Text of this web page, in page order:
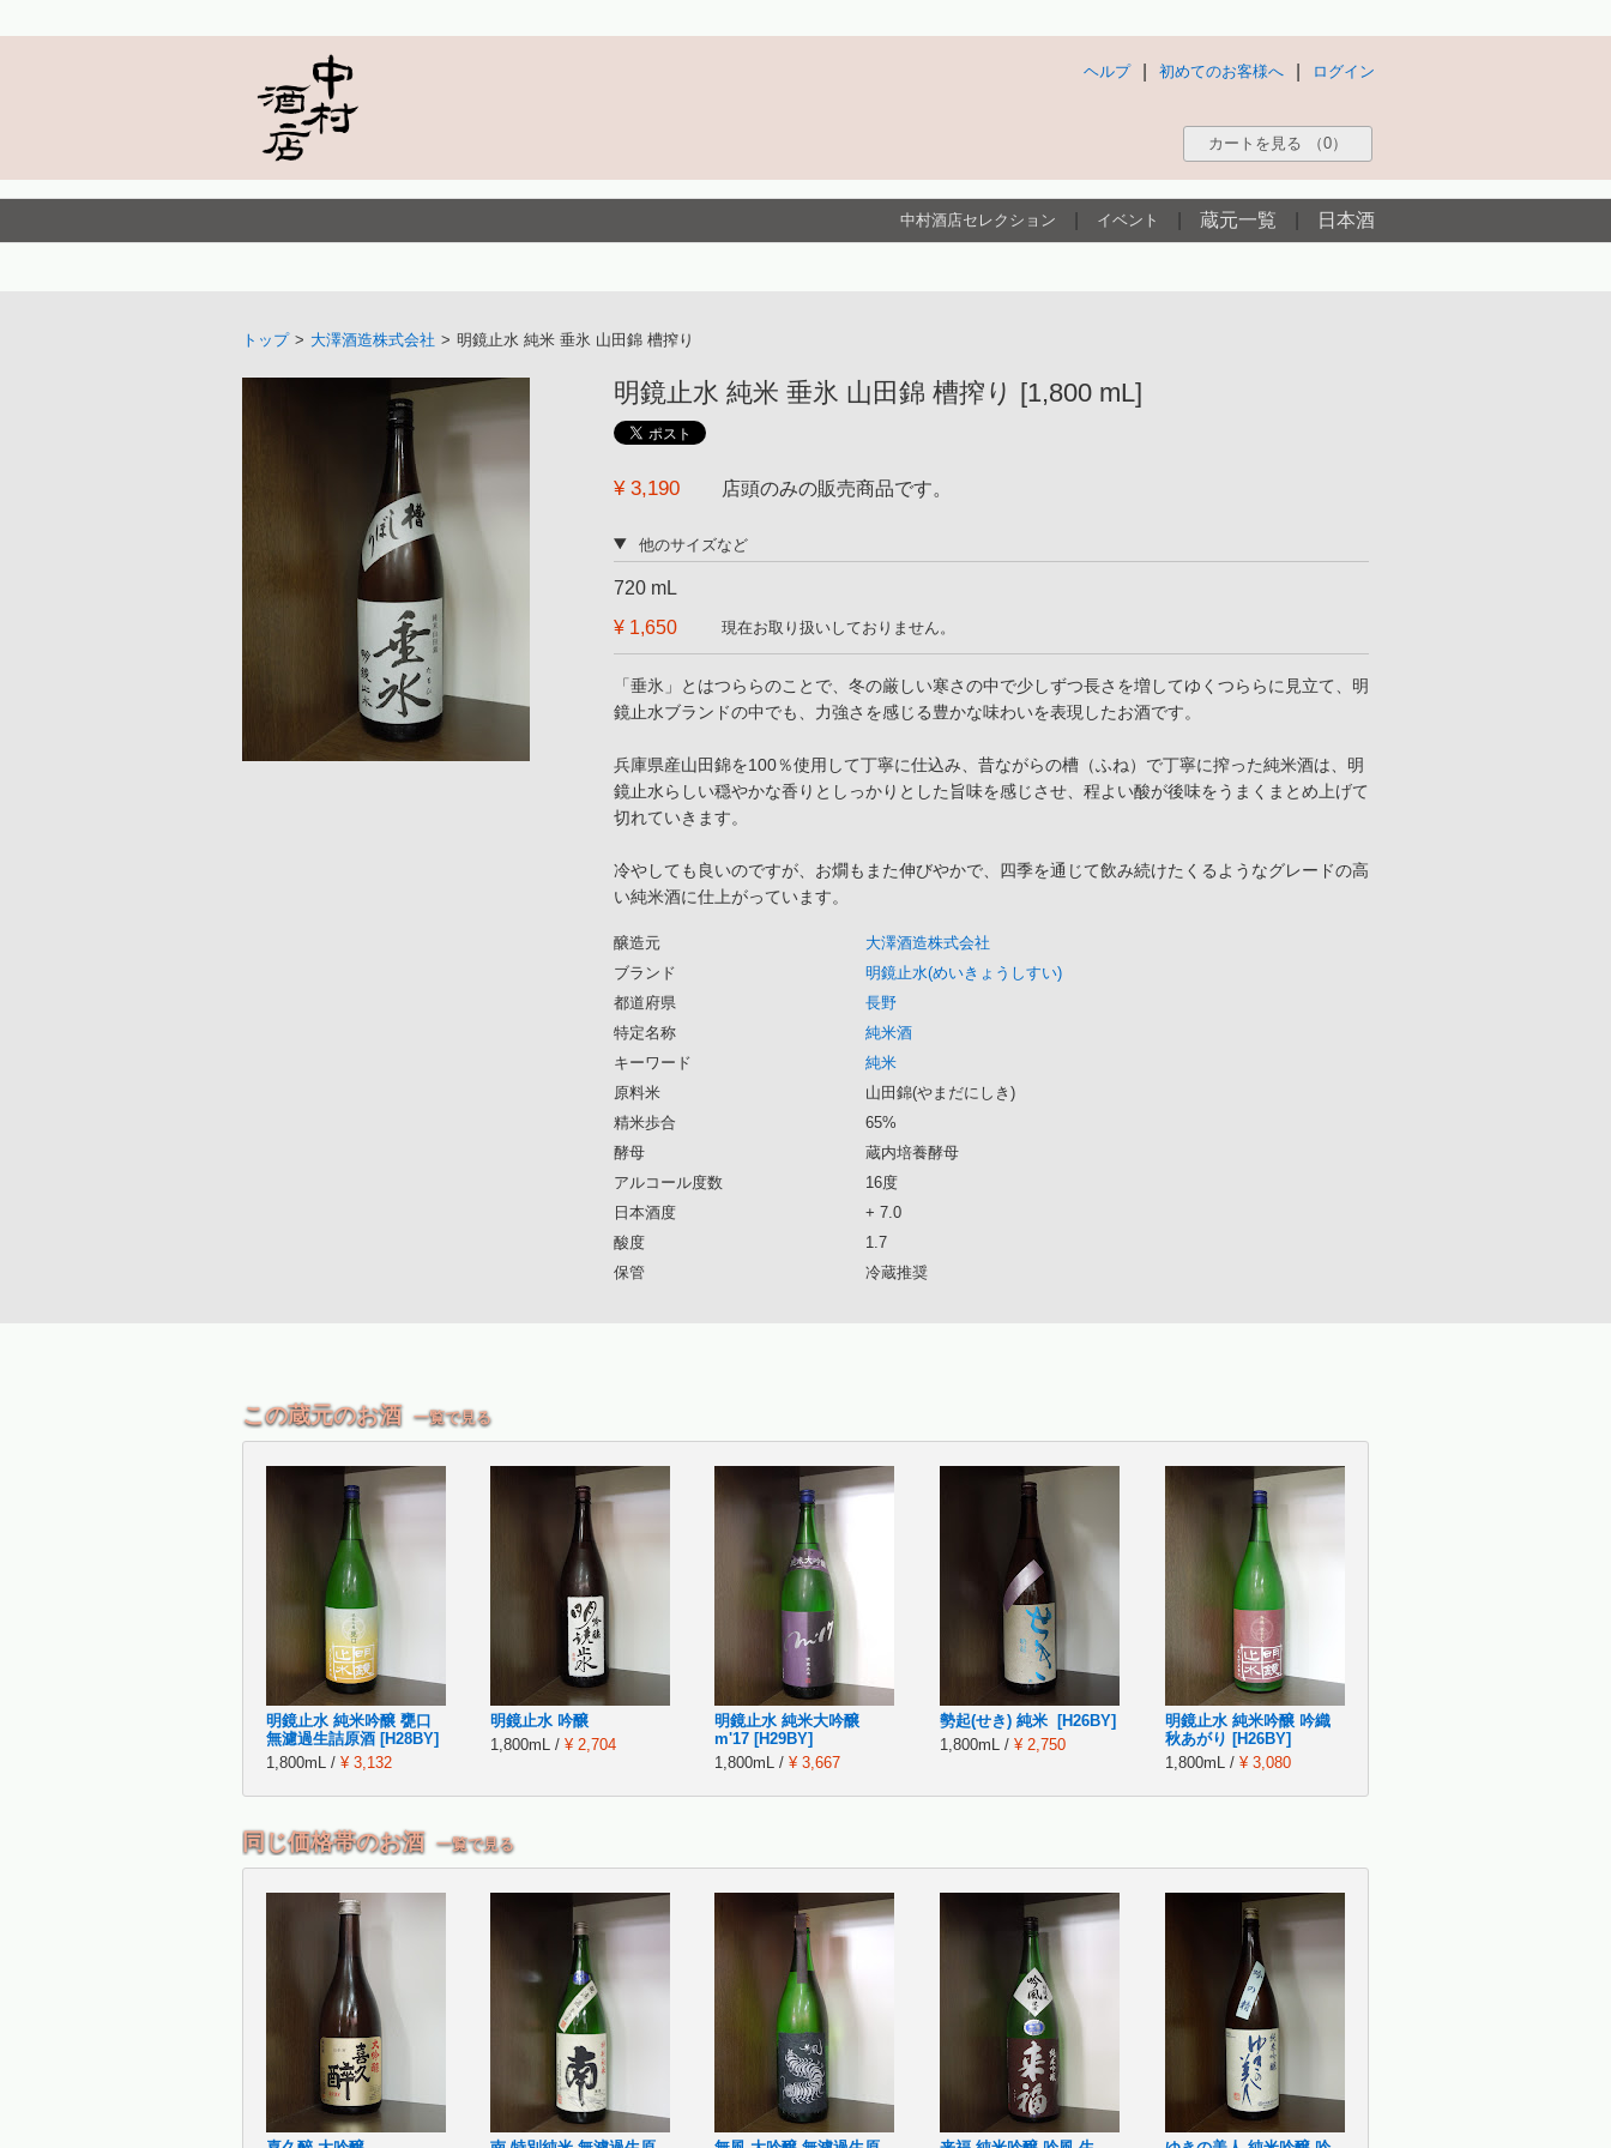
ログイン
初めてのお客様へ
ヘルプ
カートを見る （0）
中村酒店セレクション イベント 蔵元一覧 日本酒
トップ > 大澤酒造株式会社 > 明鏡止水 純米 垂氷 山田錦 槽搾り
明鏡止水 純米 垂氷 山田錦 槽搾り [1,800 mL]
¥ 3,190 店頭のみの販売商品です。
他のサイズなど
720 mL
¥ 1,650
現在お取り扱いしておりません。
「垂氷」とはつららのことで、冬の厳しい寒さの中で少しずつ長さを増してゆくつららに見立て、明
鏡止水ブランドの中でも、力強さを感じる豊かな味わいを表現したお酒です。
兵庫県産山田錦を100％使用して丁寧に仕込み、昔ながらの槽（ふね）で丁寧に搾った純米酒は、明
鏡止水らしい穏やかな香りとしっかりとした旨味を感じさせ、程よい酸が後味をうまくまとめ上げて
切れていきます。
冷やしても良いのですが、お燗もまた伸びやかで、四季を通じて飲み続けたくるようなグレードの高
い純米酒に仕上がっています。
醸造元
大澤酒造株式会社
ブランド
明鏡止水(めいきょうしすい)
都道府県
長野
特定名称
純米酒
キーワード
純米
原料米
山田錦(やまだにしき)
精米歩合
65%
酵母
蔵内培養酵母
アルコール度数
16度
日本酒度
+ 7.0
酸度
1.7
保管
冷蔵推奨
この蔵元のお酒 一覧で見る
明鏡止水 純米吟醸 甕口
無濾過生詰原酒 [H28BY]
1,800mL / ¥ 3,132
明鏡止水 吟醸
1,800mL / ¥ 2,704
明鏡止水 純米大吟醸
m'17 [H29BY]
1,800mL / ¥ 3,667
勢起(せき) 純米 [H26BY]
1,800mL / ¥ 2,750
明鏡止水 純米吟醸 吟織
秋あがり [H26BY]
1,800mL / ¥ 3,080
同じ価格帯のお酒 一覧で見る